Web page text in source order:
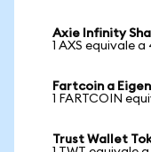
Axie Infinity
1 AXS equivale a
Fartcoin a
1 FARTCOIN
Trust Wallet